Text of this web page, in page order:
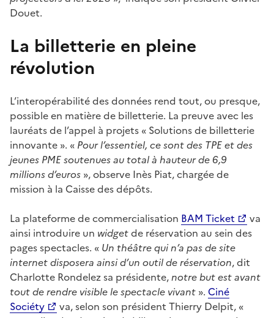
Douet.
La billetterie en pleine
révolution
L’interopérabilité des données rend tout, ou presque,
possible en matière de billetterie. La preuve avec les
lauréats de l’appel à projets « Solutions de billetterie
innovante ». « Pour l’essentiel, ce sont des TPE et des
jeunes PME soutenues au total à hauteur de 6,9
millions d’euros », observe Inès Piat, chargée de
mission à la Caisse des dépôts.
La plateforme de commercialisation BAM Ticket
va
ainsi introduire un widgetde réservation au sein des
pages spectacles. « Un théâtre qui n’a pas de site
internet disposera ainsi d’un outil de réservation, dit
Charlotte Rondelez sa présidente,notre but est avant
tout de rendre visible le spectacle vivant ». Ciné
Sociéty
va, selon son président Thierry Delpit, «